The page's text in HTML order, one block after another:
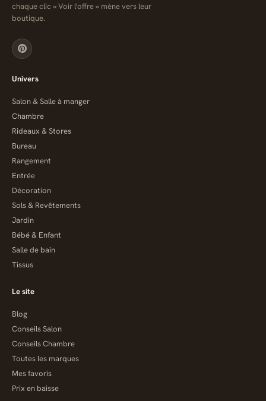
chaque clic « Voir l'offre » mène vers leur
boutique.
Univers
Salon & Salle à manger
Chambre
Rideaux & Stores
Bureau
Rangement
Entrée
Décoration
Sols & Revêtements
Jardin
Bébé & Enfant
Salle de bain
Tissus
Le site
Blog
Conseils Salon
Conseils Chambre
Toutes les marques
Mes favoris
Prix en baisse